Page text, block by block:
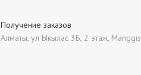
Получение заказов
Алматы, ул Ыкылас 3Б, 2 этаж, Manggis